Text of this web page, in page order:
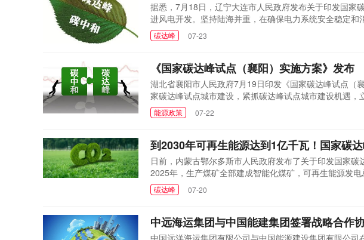
据悉，7月18日，辽宁大连市人民政府发布关于印发国家
进风电开发。坚持陆海并重，在确保电力系统安全稳定
年，全市风电装机容量达到600万千瓦以上。积极推进陆
成配建储能的140万千瓦陆上智慧风电工程；2030年前，
碳达峰 07-23
《国家碳达峰试点（襄阳）实施方案》发布
湖北省襄阳市人民政府7月19日印发《国家碳达峰试点（
家碳达峰试点城市建设，紧抓碳达峰试点城市建设机遇
势，以科技创新引领产业创新，打造工业强市，建设数化
能源及智能网联汽车、高端装备、新能源新材料等战略性
能源政策 07-22
到2030年可再生能源达到1亿千瓦！国家碳
日前，内蒙古鄂尔多斯市人民政府发布了关于印发国家
2025年，生产煤矿全部建成智能化煤矿，可再生能源发
比重达到16%，单位地区生产总值能源消耗下降16.5%，
废综合利用率达到57%，战略性新兴产业总产值占规上工
碳达峰 07-20
中远海运集团与中国能建集团签署战略合作
中国远洋海运集团有限公司与中国能源建设集团有限公司